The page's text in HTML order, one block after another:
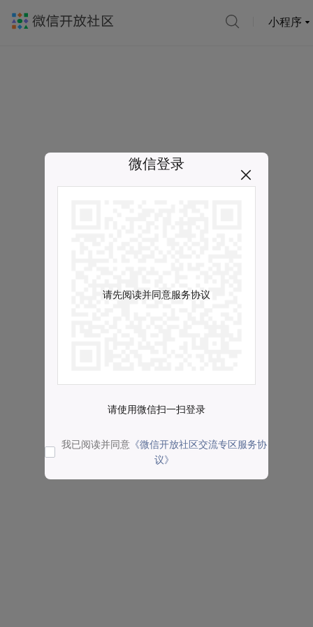
小程序
微信登录
请先阅读并同意服务协议
请使用微信扫一扫登录
我已阅读并同意 《微信开放社区交流专区服务协
议》